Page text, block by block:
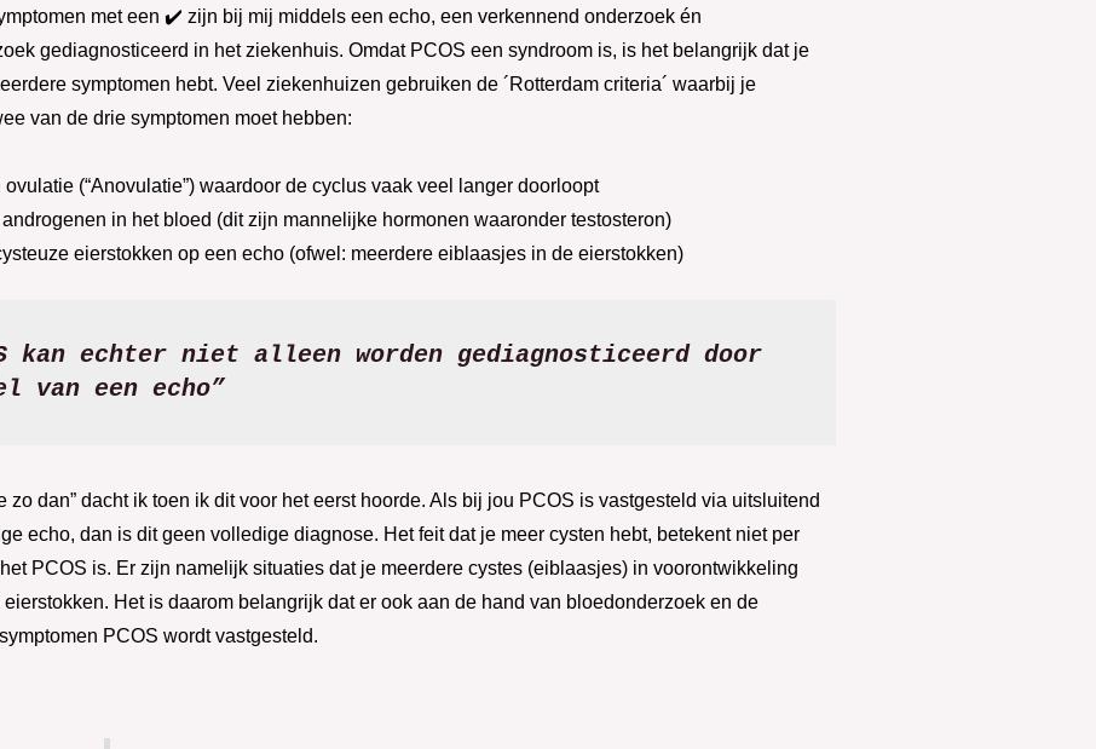
met een ✔️ zijn bij mij middels een echo, een verkennend onderzoek én
gediagnosticeerd in het ziekenhuis. Omdat PCOS een syndroom is, is het belangrijk dat je
symptomen hebt. Veel ziekenhuizen gebruiken de ´Rotterdam criteria´ waarbij je
van de drie symptomen moet hebben:
ovulatie (“Anovulatie”) waardoor de cyclus vaak veel langer doorloopt
androgenen in het bloed (dit zijn mannelijke hormonen waaronder testosteron)
eierstokken op een echo (ofwel: meerdere eiblaasjes in de eierstokken)
kan echter niet alleen worden gediagnosticeerd door
van een echo”
zo dan” dacht ik toen ik dit voor het eerst hoorde. Als bij jou PCOS is vastgesteld via uitsluitend
echo, dan is dit geen volledige diagnose. Het feit dat je meer cysten hebt, betekent niet per
PCOS is. Er zijn namelijk situaties dat je meerdere cystes (eiblaasjes) in voorontwikkeling
eierstokken. Het is daarom belangrijk dat er ook aan de hand van bloedonderzoek en de
PCOS wordt vastgesteld.